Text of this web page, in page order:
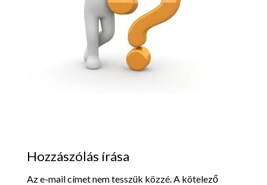
Hozzászólás írása
Az e-mail címet nem tesszük közzé.A kötelező